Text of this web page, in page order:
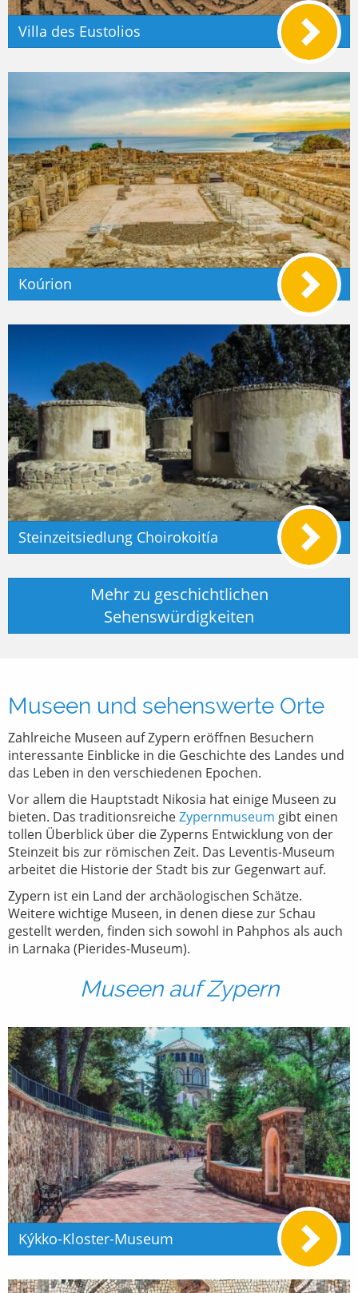
Villa des Eustolios
Koúrion
Steinzeitsiedlung Choirokoitía
Mehr zu geschichtlichen
Sehenswürdigkeiten
Museen und sehenswerte Orte
Zahlreiche Museen auf Zypern eröffnen Besuchern
interessante Einblicke in die Geschichte des Landes und
das Leben in den verschiedenen Epochen.
Vor allem die Hauptstadt Nikosia hat einige Museen zu
bieten. Das traditionsreicheZypernmuseum gibt einen
tollen Überblick über die Zyperns Entwicklung von der
Steinzeit bis zur römischen Zeit. Das Leventis-Museum
arbeitet die Historie der Stadt bis zur Gegenwart auf.
Zypern ist ein Land der archäologischen Schätze.
Weitere wichtige Museen, in denen diese zur Schau
gestellt werden, finden sich sowohl in Pahphos als auch
in Larnaka (Pierides-Museum).
Museen auf Zypern
Kýkko-Kloster-Museum